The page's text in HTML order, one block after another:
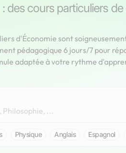
des cours particuliers
d'Économie sont
pédagogique 6 jours/7 pour
adaptée à votre rythme
Physique Anglais Espagnol